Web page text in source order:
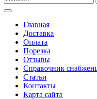
Главная
Доставка
Оплата
Порезка
Отзывы
Справочник
Статьи
Контакты
Карта сайта